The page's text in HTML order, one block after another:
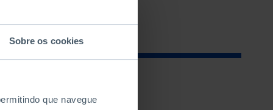
Sobre os cookies
que navegue